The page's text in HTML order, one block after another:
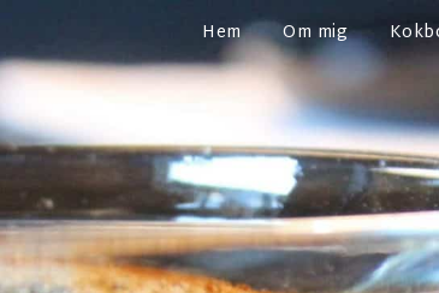
Hem Om mig